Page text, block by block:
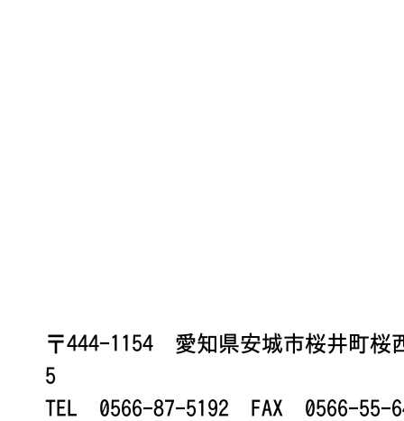
〒444-1154 愛知県安城市桜井町桜
5
TEL 0566-87-5192 FAX 0566-55-